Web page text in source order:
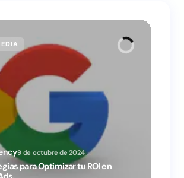
para Optimizar tu ROI en
9 de octubre de 2024